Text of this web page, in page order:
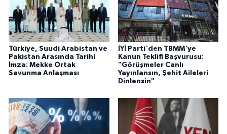
Türkiye, Suudi Arabistan ve
Pakistan Arasında Tarihi
İmza: Mekke Ortak
Savunma Anlaşması
İYİ Parti'den TBMM'ye
Kanun Teklifi Başvurusu:
"Görüşmeler Canlı
Yayınlansın, Şehit Aileleri
Dinlensin"